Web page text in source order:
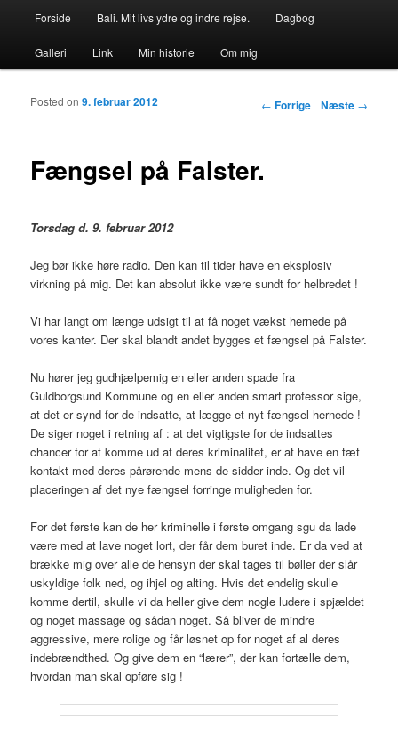
Fortsæt til primært indhold
Fortsæt til sekundært indhold
Forside Bali. Mit livs ydre og indre rejse. Dagbog
Galleri Link Min historie Om mig
Indlægs navigation ← Forrige Næste →
Fængsel på Falster.
Posted on9. februar 2012
Torsdag d. 9. februar 2012
Jeg bør ikke høre radio. Den kan til tider have en eksplosiv
virkning på mig. Det kan absolut ikke være sundt for helbredet !
Vi har langt om længe udsigt til at få noget vækst hernede på
vores kanter. Der skal blandt andet bygges et fængsel på Falster.
Nu hører jeg gudhjælpemig en eller anden spade fra
Guldborgsund Kommune og en eller anden smart professor sige,
at det er synd for de indsatte, at lægge et nyt fængsel hernede !
De siger noget i retning af : at det vigtigste for de indsattes
chancer for at komme ud af deres kriminalitet, er at have en tæt
kontakt med deres pårørende mens de sidder inde. Og det vil
placeringen af det nye fængsel forringe muligheden for.
For det første kan de her kriminelle i første omgang sgu da lade
være med at lave noget lort, der får dem buret inde. Er da ved at
brække mig over alle de hensyn der skal tages til bøller der slår
uskyldige folk ned, og ihjel og alting. Hvis det endelig skulle
komme dertil, skulle vi da heller give dem nogle ludere i spjældet
og noget massage og sådan noget. Så bliver de mindre
aggressive, mere rolige og får løsnet op for noget af al deres
indebrændthed. Og give dem en “lærer”, der kan fortælle dem,
hvordan man skal opføre sig !